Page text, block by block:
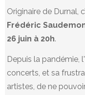
Originaire de Durnal,
Frédéric
26 juin à 20h.
Depuis la pandémie,
concerts, et sa
artistes, de ne